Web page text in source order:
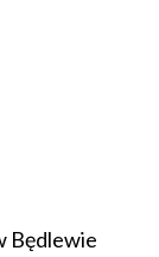
Będlewie